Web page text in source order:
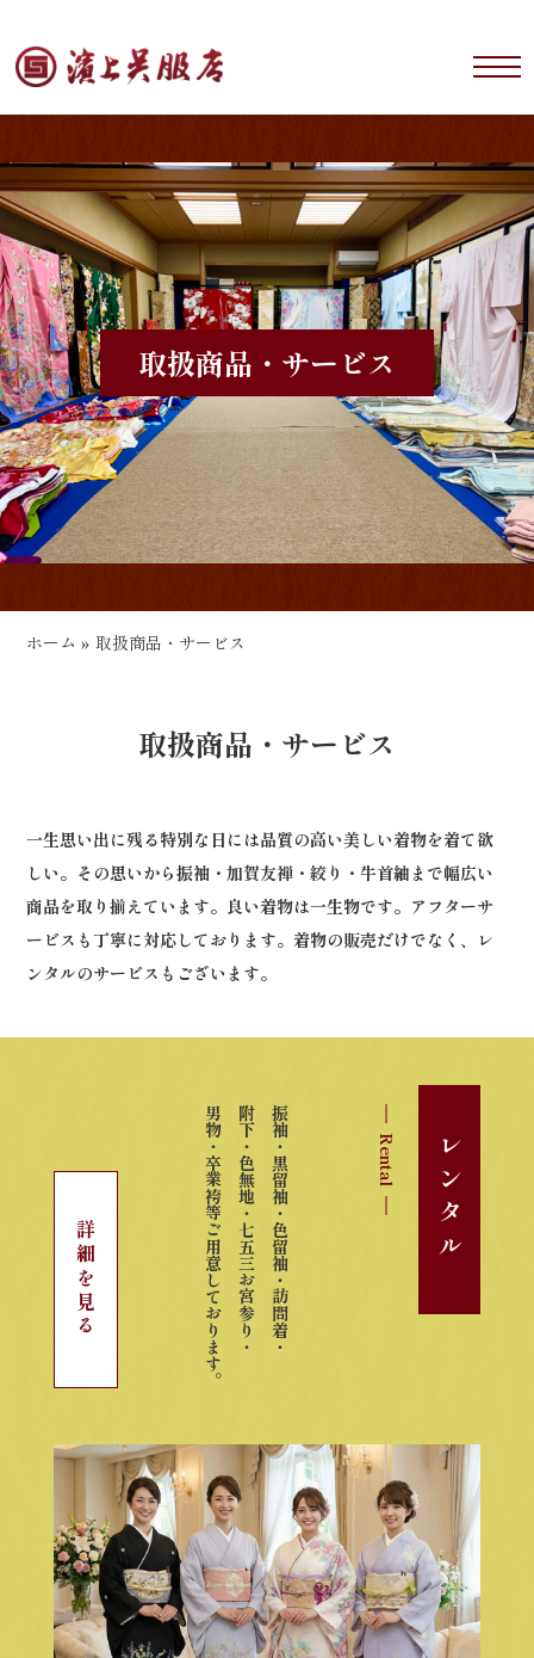
取扱商品・サービス
ホーム »取扱商品・サービス
取扱商品・サービス
一生思い出に残る特別な日には品質の高い美しい着物を着て欲
しい。その思いから振袖・加賀友禅・絞り・牛首紬まで幅広い
商品を取り揃えています。良い着物は一生物です。アフターサ
ービスも丁寧に対応しております。着物の販売だけでなく、レ
ンタルのサービスもございます。
レンタル
Rental
振袖・黒留袖・色留袖・訪問着・
附下・色無地・七五三お宮参り・
男物・卒業袴等ご用意しております。
詳細を見る